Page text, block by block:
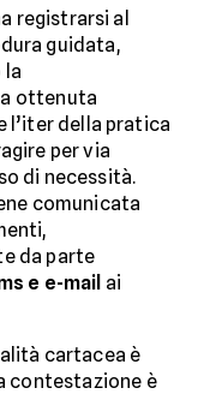
registrarsi al
guidata,
la
ottenuta
l’iter della pratica
per via
di necessità.
comunicata
da parte
e e-mail ai
cartacea è
contestazione è